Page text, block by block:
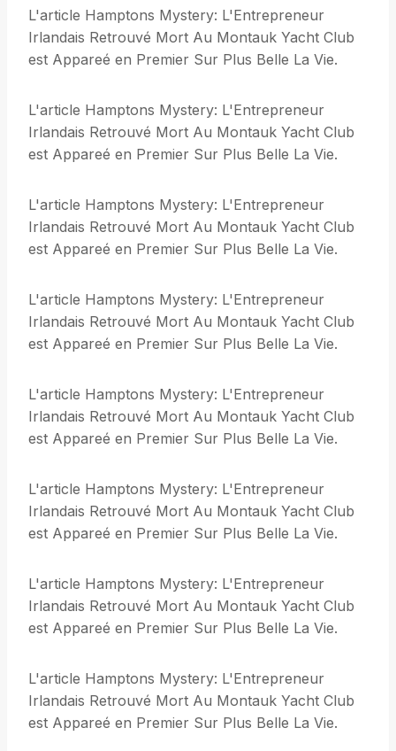
L'article Hamptons Mystery: L'Entrepreneur
Irlandais Retrouvé Mort Au Montauk Yacht Club
est Appareé en Premier Sur Plus Belle La Vie.
L'article Hamptons Mystery: L'Entrepreneur
Irlandais Retrouvé Mort Au Montauk Yacht Club
est Appareé en Premier Sur Plus Belle La Vie.
L'article Hamptons Mystery: L'Entrepreneur
Irlandais Retrouvé Mort Au Montauk Yacht Club
est Appareé en Premier Sur Plus Belle La Vie.
L'article Hamptons Mystery: L'Entrepreneur
Irlandais Retrouvé Mort Au Montauk Yacht Club
est Appareé en Premier Sur Plus Belle La Vie.
L'article Hamptons Mystery: L'Entrepreneur
Irlandais Retrouvé Mort Au Montauk Yacht Club
est Appareé en Premier Sur Plus Belle La Vie.
L'article Hamptons Mystery: L'Entrepreneur
Irlandais Retrouvé Mort Au Montauk Yacht Club
est Appareé en Premier Sur Plus Belle La Vie.
L'article Hamptons Mystery: L'Entrepreneur
Irlandais Retrouvé Mort Au Montauk Yacht Club
est Appareé en Premier Sur Plus Belle La Vie.
L'article Hamptons Mystery: L'Entrepreneur
Irlandais Retrouvé Mort Au Montauk Yacht Club
est Appareé en Premier Sur Plus Belle La Vie.